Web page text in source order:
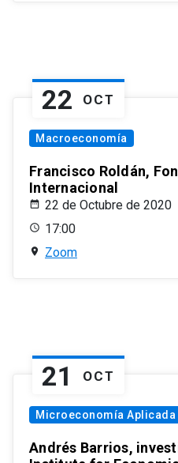
22 OCT
Macroeconomía
Francisco Roldán,
Internacional
22 de Octubre de 2020
17:00
Zoom
21 OCT
Microeconomía Aplicada
Andrés Barrios,